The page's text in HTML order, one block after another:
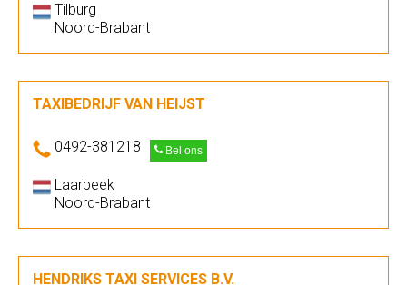
Tilburg
Noord-Brabant
TAXIBEDRIJF VAN HEIJST
0492-381218 Bel ons
Laarbeek
Noord-Brabant
HENDRIKS TAXI SERVICES B.V.